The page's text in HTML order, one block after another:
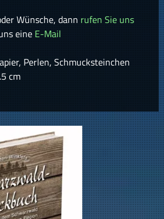
Wünsche, dann rufen Sie uns
eine E-Mail
Perlen, Schmucksteinchen
cm